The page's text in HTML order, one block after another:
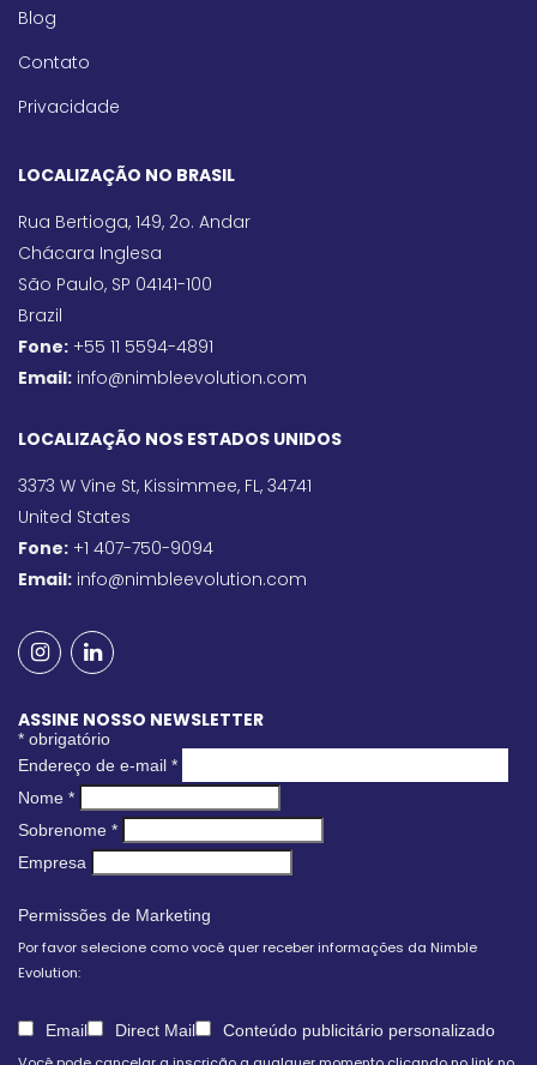
Blog
Contato
Privacidade
LOCALIZAÇÃO NO BRASIL
Rua Bertioga, 149, 2o. Andar
Chácara Inglesa
São Paulo, SP 04141-100
Brazil
Fone: +55 11 5594-4891
Email: info@nimbleevolution.com
LOCALIZAÇÃO NOS ESTADOS UNIDOS
3373 W Vine St, Kissimmee, FL, 34741
United States
Fone: +1 407-750-9094
Email: info@nimbleevolution.com
ASSINE NOSSO NEWSLETTER
* obrigatório
Endereço de e-mail *
Nome *
Sobrenome *
Empresa
Permissões de Marketing
Por favor selecione como você quer receber informações da Nimble
Evolution:
Email Direct Mail
Conteúdo publicitário personalizado